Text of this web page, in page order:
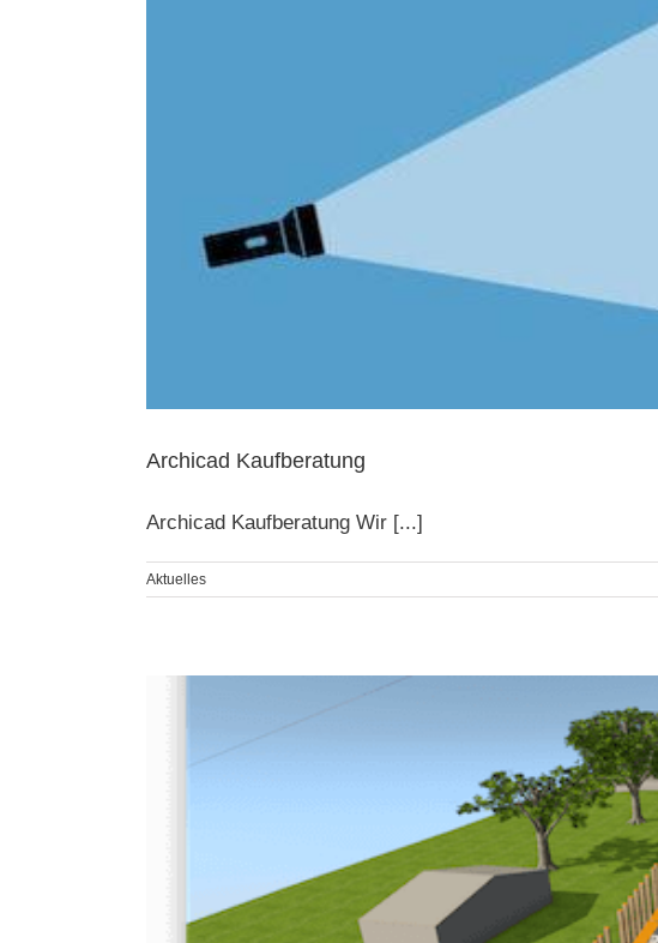
Archicad Kaufberatung
Archicad Kaufberatung Wir [...]
Aktuelles